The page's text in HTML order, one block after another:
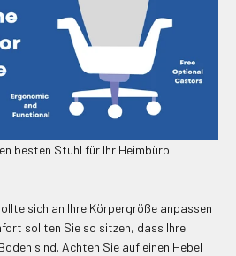
besten Stuhl für Ihr Heimbüro
sich an Ihre Körpergröße anpassen
sollten Sie so sitzen, dass Ihre
sind. Achten Sie auf einen Hebel